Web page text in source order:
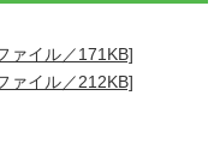
ァイル／171KB]
ァイル／212KB]